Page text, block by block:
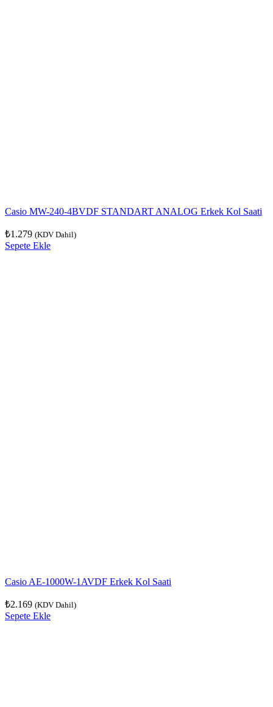
Casio MW-240-4BVDF STANDART ANALOG Erkek Kol Saati
₺1.279 (KDV Dahil)
Sepete Ekle
Casio AE-1000W-1AVDF Erkek Kol Saati
₺2.169 (KDV Dahil)
Sepete Ekle